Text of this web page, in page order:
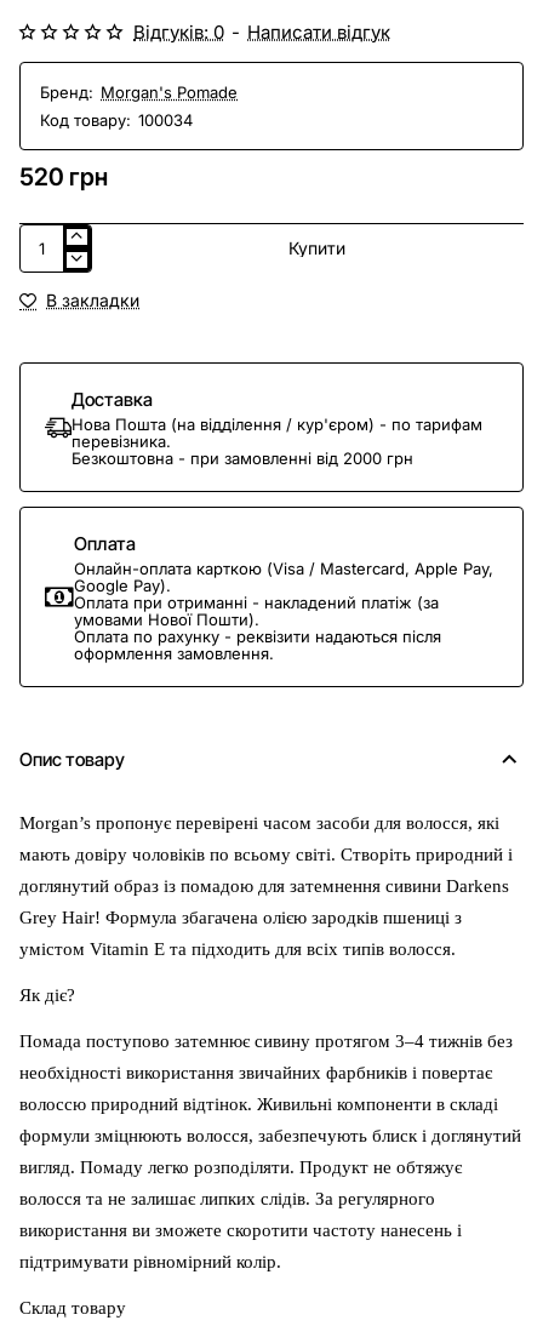
Бренд: Morgan's Pomade
Код товару: 100034
Відгуків: 0 - Написати відгук
520 грн
Купити
В закладки
Доставка
Нова Пошта (на відділення / кур'єром) - по тарифам
перевізника.
Безкоштовна - при замовленні від 2000 грн
Оплата
Онлайн-оплата карткою (Visa / Mastercard, Apple Pay,
Google Pay).
Оплата при отриманні - накладений платіж (за
умовами Нової Пошти).
Оплата по рахунку - реквізити надаються після
оформлення замовлення.
Опис товару
Morgan’s пропонує перевірені часом засоби для волосся, які
мають довіру чоловіків по всьому світі. Створіть природний і
доглянутий образ із помадою для затемнення сивини Darkens
Grey Hair! Формула збагачена олією зародків пшениці з
умістом Vitamin E та підходить для всіх типів волосся.
Як діє?
Помада поступово затемнює сивину протягом 3–4 тижнів без
необхідності використання звичайних фарбників і повертає
волоссю природний відтінок. Живильні компоненти в складі
формули зміцнюють волосся, забезпечують блиск і доглянутий
вигляд. Помаду легко розподіляти. Продукт не обтяжує
волосся та не залишає липких слідів. За регулярного
використання ви зможете скоротити частоту нанесень і
підтримувати рівномірний колір.
Склад товару